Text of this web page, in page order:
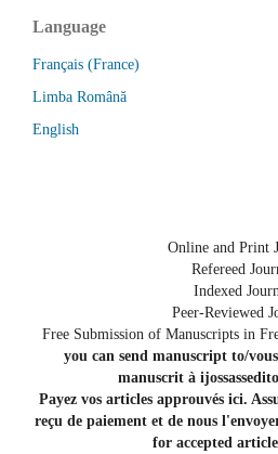
Language
Français (France)
Limba Română
English
Online and Print
Refereed
Indexed
Peer-Reviewed
Free Submission of Manuscripts in
you can send manuscript to/
manuscrit à
Payez vos articles approuvés ici.
reçu de paiement et de nous
for accepted